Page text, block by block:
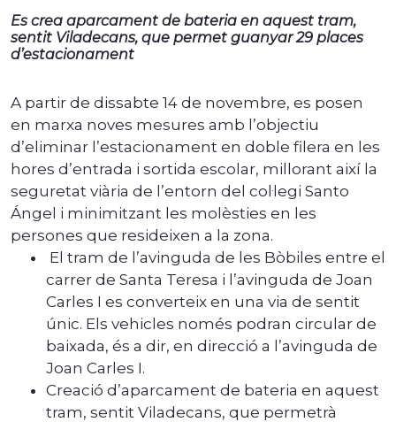
Es crea aparcament de bateria en aquest tram,
sentit Viladecans, que permet guanyar 29 places
d’estacionament
A partir de dissabte 14 de novembre, es posen
en marxa noves mesures amb l’objectiu
d’eliminar l’estacionament en doble filera en les
hores d’entrada i sortida escolar, millorant així la
seguretat viària de l’entorn del col·legi Santo
Ángel i minimitzant les molèsties en les
persones que resideixen a la zona.
El tram de l’avinguda de les Bòbiles entre el
carrer de Santa Teresa i l’avinguda de Joan
Carles I es converteix en una via de sentit
únic. Els vehicles només podran circular de
baixada, és a dir, en direcció a l’avinguda de
Joan Carles I.
Creació d’aparcament de bateria en aquest
tram, sentit Viladecans, que permetrà